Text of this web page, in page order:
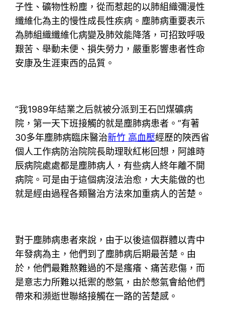
子性、礦物性粉塵，從而惹起的以肺組織彌漫性
纖維化為主的慢性成長性疾病。塵肺病重要表示
為肺組織纖維化病變及肺效能降落，可招致呼吸
艱苦、舉動未便、損失勞力，嚴重影響患者性命
安康及生涯東西的品質。
“我1989年結業之后就被分派到王石凹煤礦病
院，第一天下班接觸的就是塵肺病患者。”有著
30多年塵肺病臨床醫治新竹 高血壓經歷的陜西省
個人工作病防治院院長助理耿紅彬回想，阿誰時
辰病院處處都是塵肺病人，有些病人終年離不開
病院。可是由于這個病沒法治愈，大夫能做的也
就是經由過程各類醫治方法來加重病人的苦楚。
對于塵肺病患者來說，由于以後這個群體以青中
年發病為主，他們到了塵肺病后期最苦楚。由
於，他們最難熬難過的不是瘙癢、痛苦悲傷，而
是意志力所難以抵禦的憋氣，由於憋氣會給他們
帶來和瀕逝世聯絡接觸在一路的苦楚感。